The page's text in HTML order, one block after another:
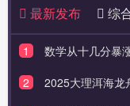
最新发布 综
1
数学从十几分暴涨
2
2025大理洱海龙